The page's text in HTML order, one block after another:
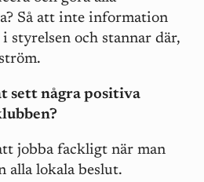
Så att inte information
i styrelsen och stannar där,
sett några positiva
jobba fackligt när man
alla lokala beslut.